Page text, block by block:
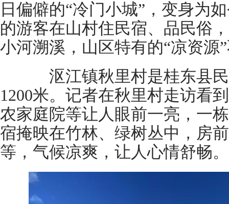
日偏僻的“冷门小城”，变身为
的游客在山村住民宿、品民俗
小河溯溪，山区特有的“凉资源
沤江镇秋里村是桂东县民
1200米。记者在秋里村走访看
农家庭院等让人眼前一亮，一
宿掩映在竹林、绿树丛中，房
等，气候凉爽，让人心情舒畅。